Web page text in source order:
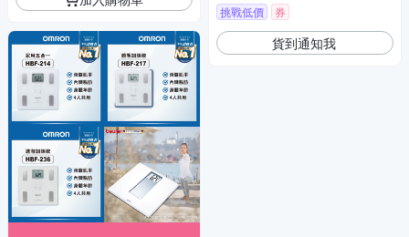
挑戰低價 券
貨到通知我